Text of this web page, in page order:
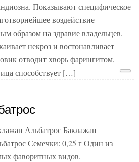
Показывают специфическое
воздействие
образом на здравие владельцев.
некроз и востонавливает
отводит хворь фарингитом,
способствует […]
Альбатрос Баклажан
Семечки: 0,25 г Один из
фаворитных видов.